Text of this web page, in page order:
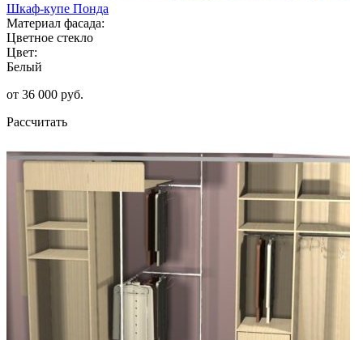
Шкаф-купе Понда
Материал фасада:
Цветное стекло
Цвет:
Белый
от 36 000 руб.
Рассчитать